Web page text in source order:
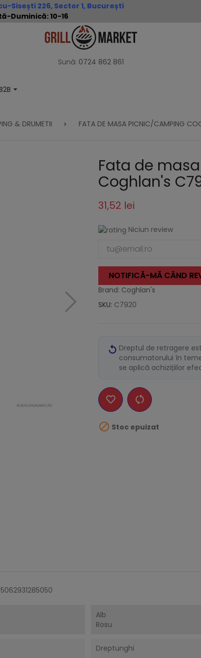
Sisești 226, Sector 1, București
Duminică: 10-16
Sună: 0724 862 861
& DRUMETII FATA DE MASA PICNIC/CAMPING
Fata de
Coghlan's
31,52 lei
Niciun review
NOTIFICĂ-MĂ CÂND
Brand: Coghlan's
SKU: C7920
Dreptul de retragere
consumatorului în
se aplică achizițiilor
 Stoc epuizat
5062931285050
Alb
Rosu
Dreptunghi